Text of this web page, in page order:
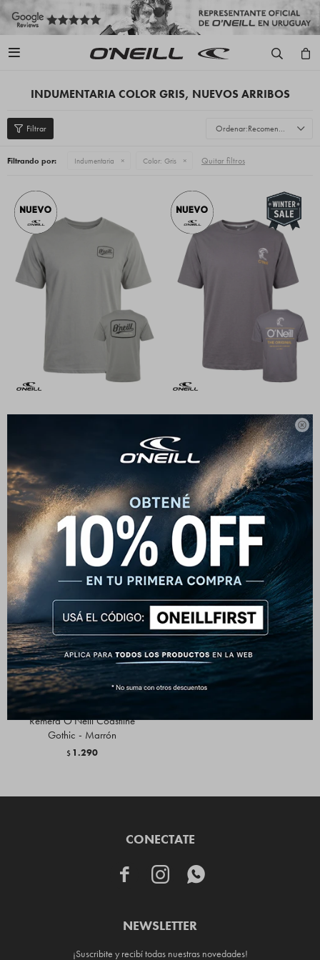


INDUMENTARIA COLOR GRIS, NUEVOS ARRIBOS
Recomendados
Filtrando por: Indumentaria Color: Gris Quitar filtros
Remera O'Neill Top Surf - Gris
1.032 1.290
Remera O'Neill Coastline
Gothic - Marrón
$ 1.290
CONECTATE
  
NEWSLETTER
¡Suscribite y recibí todas nuestras novedades!